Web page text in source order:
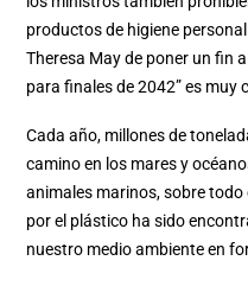
productos de higiene
Theresa May de poner un fin
para finales de 2042” es
Cada año, millones de
camino en los mares y
animales marinos, sobre
por el plástico ha sido
nuestro medio ambiente en